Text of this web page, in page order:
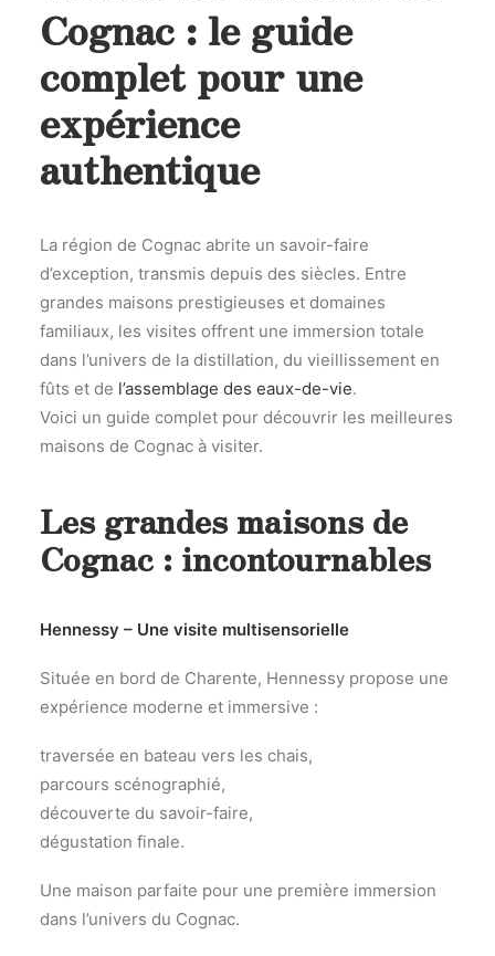
Cognac : le guide
complet pour une
expérience
authentique
La région de Cognac abrite un savoir-faire
d’exception, transmis depuis des siècles. Entre
grandes maisons prestigieuses et domaines
familiaux, les visites offrent une immersion totale
dans l’univers de la distillation, du vieillissement en
fûts et de l’assemblage des eaux-de-vie.
Voici un guide complet pour découvrir les meilleures
maisons de Cognac à visiter.
Les grandes maisons de
Cognac : incontournables
Hennessy – Une visite multisensorielle
Située en bord de Charente, Hennessy propose une
expérience moderne et immersive :
traversée en bateau vers les chais,
parcours scénographié,
découverte du savoir-faire,
dégustation finale.
Une maison parfaite pour une première immersion
dans l’univers du Cognac.